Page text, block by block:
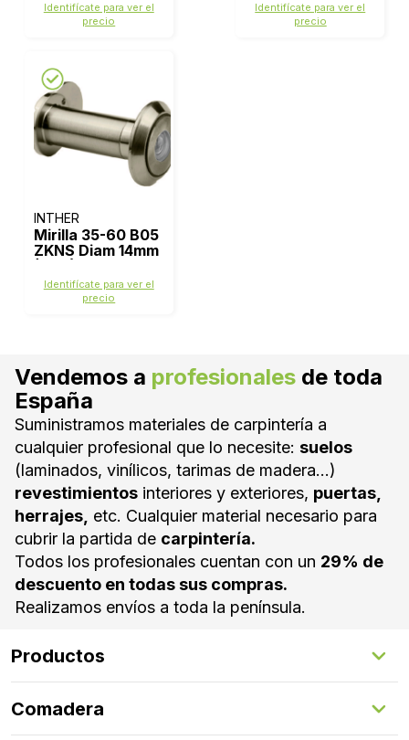
Identifícate para ver el
precio
68115
Identifícate para ver el
precio
INTHER
Mirilla 35-60 B05
ZKNS Diam 14mm
Identifícate para ver el
precio
Vendemos a profesionales de toda
España
Suministramos materiales de carpintería a
cualquier profesional que lo necesite: suelos
(laminados, vinílicos, tarimas de madera...)
revestimientos interiores y exteriores, puertas,
herrajes, etc. Cualquier material necesario para
cubrir la partida de carpintería.
Todos los profesionales cuentan con un 29% de
descuento en todas sus compras.
Realizamos envíos a toda la península.
Productos
Suelos Exteriores
Revestimientos Exteriores
Comadera